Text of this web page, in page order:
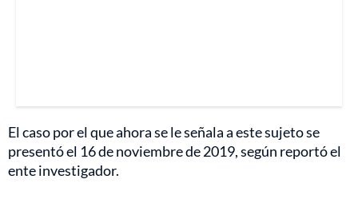
El caso por el que ahora se le señala a este sujeto se
presentó el 16 de noviembre de 2019, según reportó el
ente investigador.